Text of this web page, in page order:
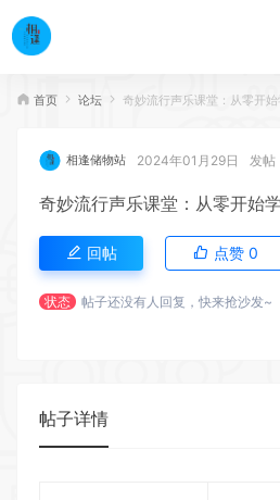
首页 论坛 奇妙流行声乐课堂：从零开始
相逢储物站 2024年01月29日 发帖
奇妙流行声乐课堂：从零开始
回帖 点赞 0
状态 帖子还没有人回复，快来抢沙发~
帖子详情